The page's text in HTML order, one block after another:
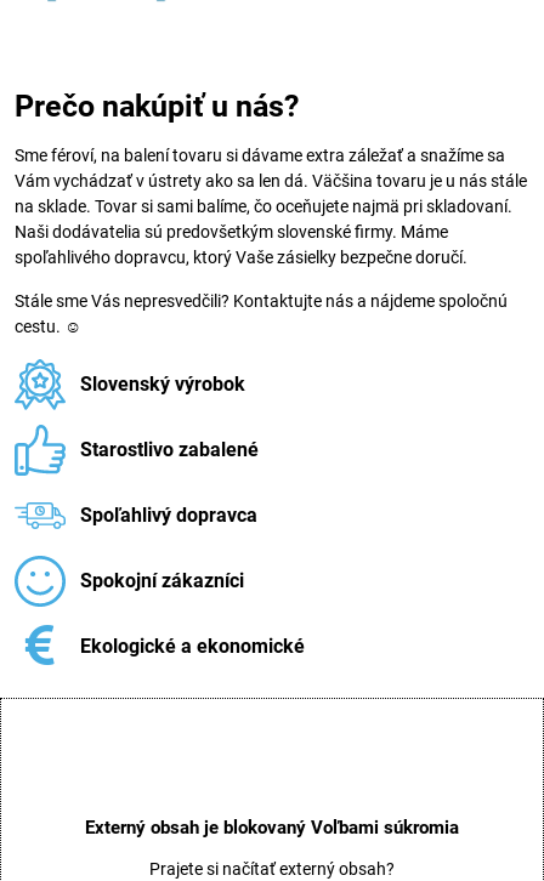
Prečo nakúpiť u nás?
Sme féroví, na balení tovaru si dávame extra záležať a snažíme sa
Vám vychádzať v ústrety ako sa len dá. Väčšina tovaru je u nás stále
na sklade. Tovar si sami balíme, čo oceňujete najmä pri skladovaní.
Naši dodávatelia sú predovšetkým slovenské firmy. Máme
spoľahlivého dopravcu, ktorý Vaše zásielky bezpečne doručí.
Stále sme Vás nepresvedčili? Kontaktujte nás a nájdeme spoločnú
cestu. ☺
Slovenský výrobok
Starostlivo zabalené
Spoľahlivý dopravca
Spokojní zákazníci
Ekologické a ekonomické
Externý obsah je blokovaný Voľbami súkromia
Prajete si načítať externý obsah?